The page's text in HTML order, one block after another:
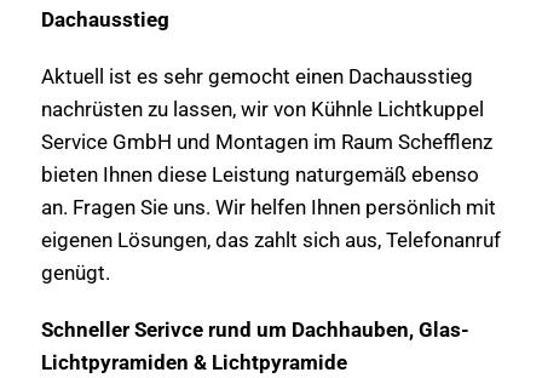
Dachausstieg
Aktuell ist es sehr gemocht einen Dachausstieg
nachrüsten zu lassen, wir von Kühnle Lichtkuppel
Service GmbH und Montagen im Raum Schefflenz
bieten Ihnen diese Leistung naturgemäß ebenso
an. Fragen Sie uns. Wir helfen Ihnen persönlich mit
eigenen Lösungen, das zahlt sich aus, Telefonanruf
genügt.
Schneller Serivce rund um Dachhauben, Glas-
Lichtpyramiden & Lichtpyramide